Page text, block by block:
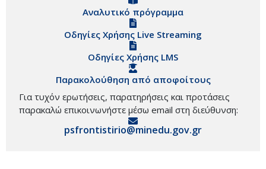
Αναλυτικό πρόγραμμα
Οδηγίες Χρήσης Live Streaming
Οδηγίες Χρήσης LMS
Παρακολούθηση από αποφοίτους
Για τυχόν ερωτήσεις, παρατηρήσεις και προτάσεις
παρακαλώ επικοινωνήστε μέσω email στη διεύθυνση:
psfrontistirio@minedu.gov.gr